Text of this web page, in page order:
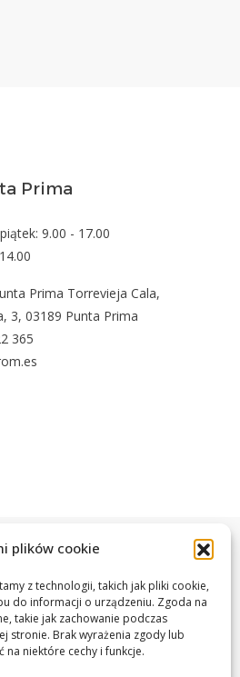
plików cookie
z technologii, takich jak pliki cookie,
do informacji o urządzeniu. Zgoda na
takie jak zachowanie podczas
stronie. Brak wyrażenia zgody lub
na niektóre cechy i funkcje.
Prima
9.00 - 17.00
Prima Torrevieja Cala,
3, 03189 Punta Prima
365